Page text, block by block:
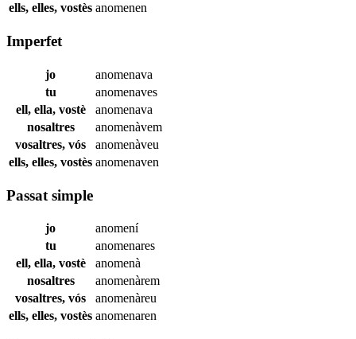
ells, elles, vostès anomenen
Imperfet
jo
anomenava
tu
anomenaves
ell, ella, vostè
anomenava
nosaltres
anomenàvem
vosaltres, vós
anomenàveu
ells, elles, vostès anomenaven
Passat simple
jo
anomení
tu
anomenares
ell, ella, vostè
anomenà
nosaltres
anomenàrem
vosaltres, vós
anomenàreu
ells, elles, vostès anomenaren